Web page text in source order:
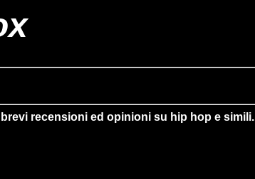
recensioni ed opinioni su hip hop e simili.